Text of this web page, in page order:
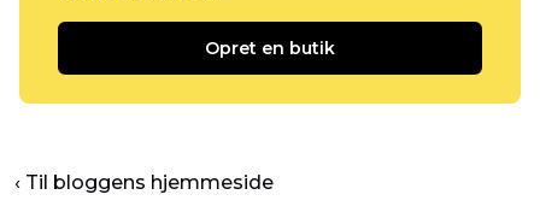
Opret en butik
‹ Til bloggens hjemmeside